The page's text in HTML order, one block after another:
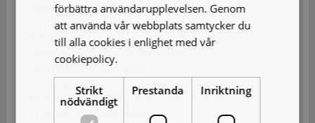
Clearwater & Karibienkryssning!
Fort Myers & Karibienkryssning!
Fort Myers & längre Karbienkryssning!
Sagolik långkryssning till ABC öarna!
Lyxkryssning till ABC-öarna!
Drömkryssning genom Panamakanalen!
All Inclusive kryssning genom Panamakanalen!
11 nätters Karibienkryssning!
förbättra användarupplevelsen. Genom
att använda vår webbplats samtycker du
till alla cookies i enlighet med vår
cookiepolicy.
Strikt
nödvändigt
Prestanda Inriktning